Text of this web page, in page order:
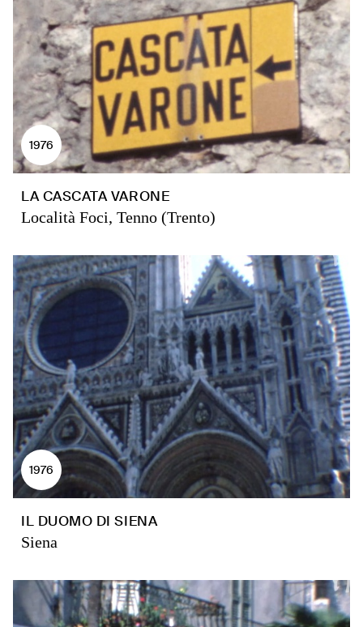
1976
LA CASCATA VARONE
Località Foci, Tenno (Trento)
1976
IL DUOMO DI SIENA
Siena